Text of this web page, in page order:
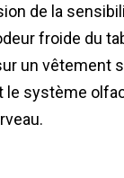
de la
froide du
un vêtement
le système